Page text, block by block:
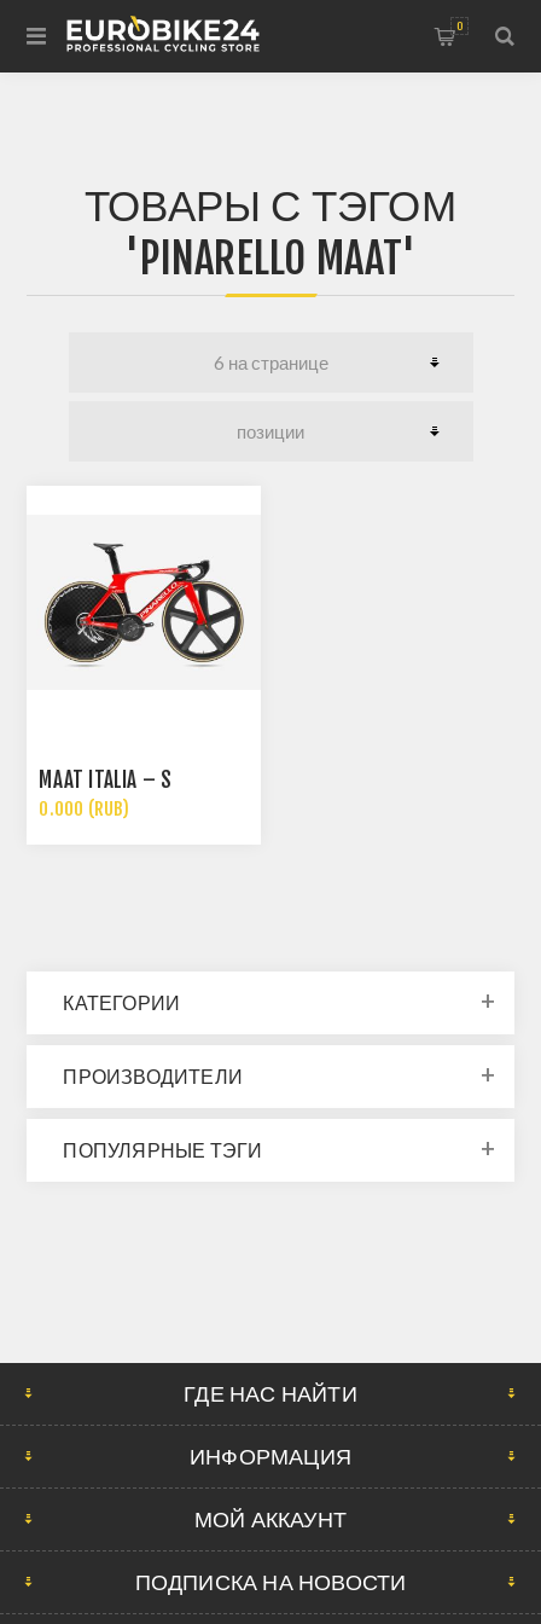
0
ТОВАРЫ С ТЭГОМ
'PINARELLO MAAT'
MAAT ITALIA – S
0.000 (RUB)
КАТЕГОРИИ
ПРОИЗВОДИТЕЛИ
ПОПУЛЯРНЫЕ ТЭГИ
ГДЕ НАС НАЙТИ
ИНФОРМАЦИЯ
МОЙ АККАУНТ
ПОДПИСКА НА НОВОСТИ